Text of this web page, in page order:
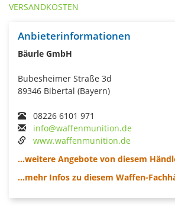
VERSANDKOSTEN
Anbieterinformationen
Bäurle GmbH
Bubesheimer Straße 3d
89346 Bibertal (Bayern)
08226 6101 971
info@waffenmunition.de
www.waffenmunition.de
...weitere Angebote von diesem
...mehr Infos zu diesem Waffen-